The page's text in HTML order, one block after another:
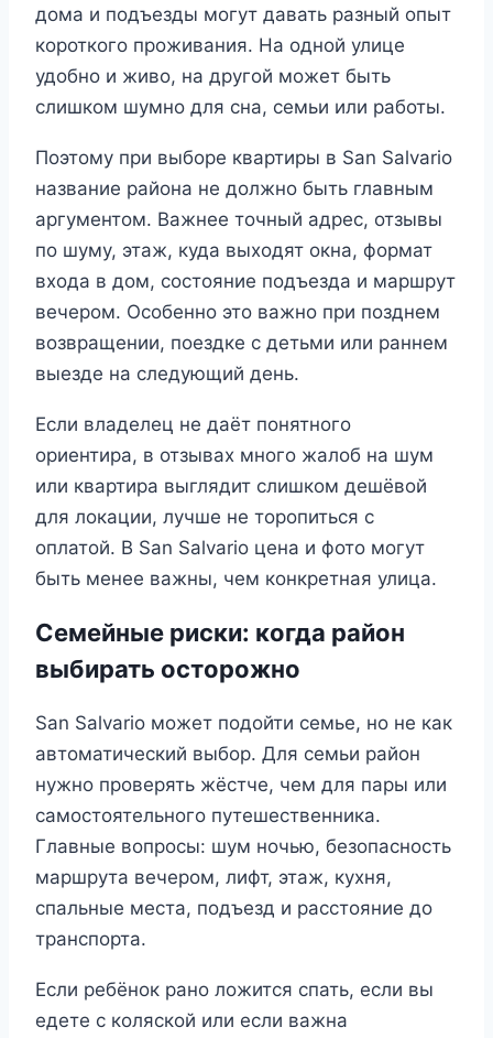
дома и подъезды могут давать разный опыт
короткого проживания. На одной улице
удобно и живо, на другой может быть
слишком шумно для сна, семьи или работы.
Поэтому при выборе квартиры в San Salvario
название района не должно быть главным
аргументом. Важнее точный адрес, отзывы
по шуму, этаж, куда выходят окна, формат
входа в дом, состояние подъезда и маршрут
вечером. Особенно это важно при позднем
возвращении, поездке с детьми или раннем
выезде на следующий день.
Если владелец не даёт понятного
ориентира, в отзывах много жалоб на шум
или квартира выглядит слишком дешёвой
для локации, лучше не торопиться с
оплатой. В San Salvario цена и фото могут
быть менее важны, чем конкретная улица.
Семейные риски: когда район
выбирать осторожно
San Salvario может подойти семье, но не как
автоматический выбор. Для семьи район
нужно проверять жёстче, чем для пары или
самостоятельного путешественника.
Главные вопросы: шум ночью, безопасность
маршрута вечером, лифт, этаж, кухня,
спальные места, подъезд и расстояние до
транспорта.
Если ребёнок рано ложится спать, если вы
едете с коляской или если важна